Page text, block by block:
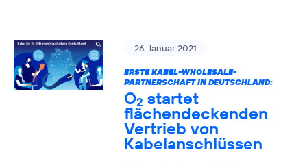
26. Januar 2021
ERSTE KABEL-WHOLESALE-
PARTNERSCHAFT IN DEUTSCHLAND:
O2 startet
flächendeckenden
Vertrieb von
Kabelanschlüssen